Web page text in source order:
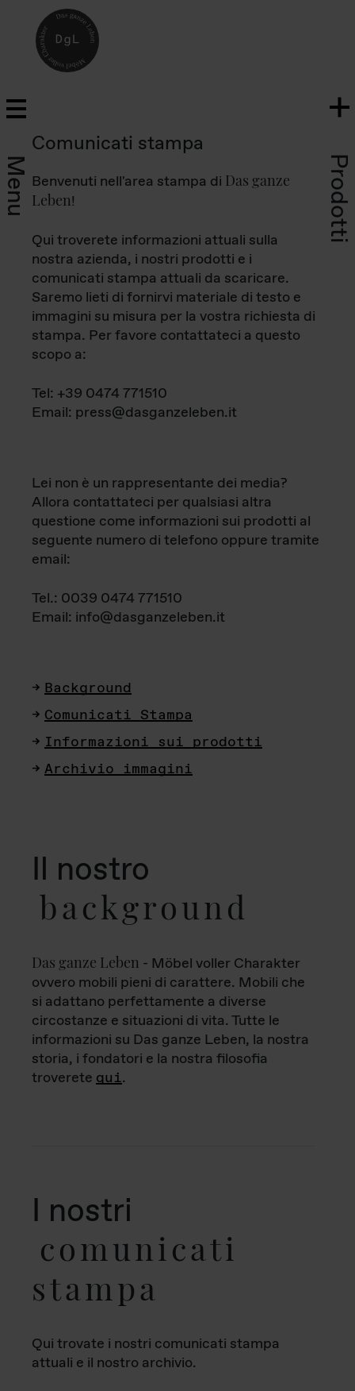
Menu Prodotti
Comunicati stampa
Benvenuti nell'area stampa di Das ganze
Leben!
Qui troverete informazioni attuali sulla
nostra azienda, i nostri prodotti e i
comunicati stampa attuali da scaricare.
Saremo lieti di fornirvi materiale di testo e
immagini su misura per la vostra richiesta di
stampa. Per favore contattateci a questo
scopo a:
Tel: +39 0474 771510
Email: press@dasganzeleben.it
Lei non è un rappresentante dei media?
Allora contattateci per qualsiasi altra
questione come informazioni sui prodotti al
seguente numero di telefono oppure tramite
email:
Tel.: 0039 0474 771510
Email: info@dasganzeleben.it
Background
Comunicati Stampa
Informazioni sui prodotti
Archivio immagini
Il nostro
background
Das ganze Leben - Möbel voller Charakter
ovvero mobili pieni di carattere. Mobili che
si adattano perfettamente a diverse
circostanze e situazioni di vita. Tutte le
informazioni su Das ganze Leben, la nostra
storia, i fondatori e la nostra filosofia
troverete qui.
I nostri
comunicati
stampa
Qui trovate i nostri comunicati stampa
attuali e il nostro archivio.